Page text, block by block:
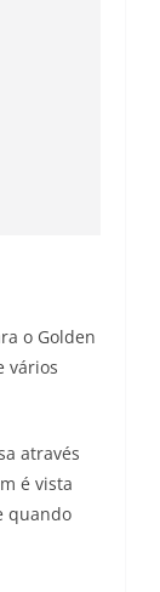
o Golden
vários
através
é vista
quando